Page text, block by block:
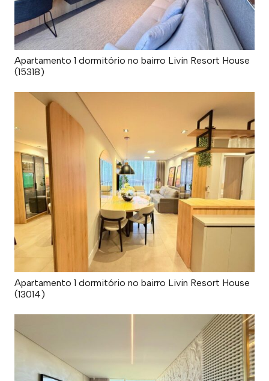
Apartamento 1 dormitório no bairro Livin Resort House
(15318)
Apartamento 1 dormitório no bairro Livin Resort House
(13014)